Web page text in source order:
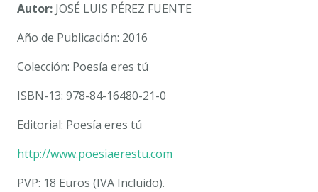
Autor: JOSÉ LUIS PÉREZ FUENTE
Año de Publicación: 2016
Colección: Poesía eres tú
ISBN-13: 978-84-16480-21-0
Editorial: Poesía eres tú
http://www.poesiaerestu.com
PVP: 18 Euros (IVA Incluido).